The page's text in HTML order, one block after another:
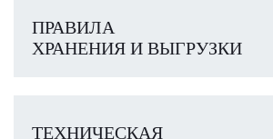
ПРАВИЛА
ХРАНЕНИЯ И ВЫГРУЗКИ
ТЕХНИЧЕСКАЯ